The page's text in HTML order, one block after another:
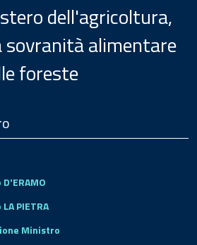
dell'agricoltura,
sovranità alimentare
foreste
PIETRA
Ministro